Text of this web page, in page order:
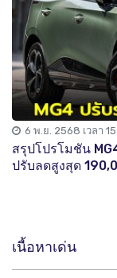
6 พ.ย. 2568 เวลา
สรุปโปรโมชัน
ปรับลดสูงสุด
เนื้อหาเด่น